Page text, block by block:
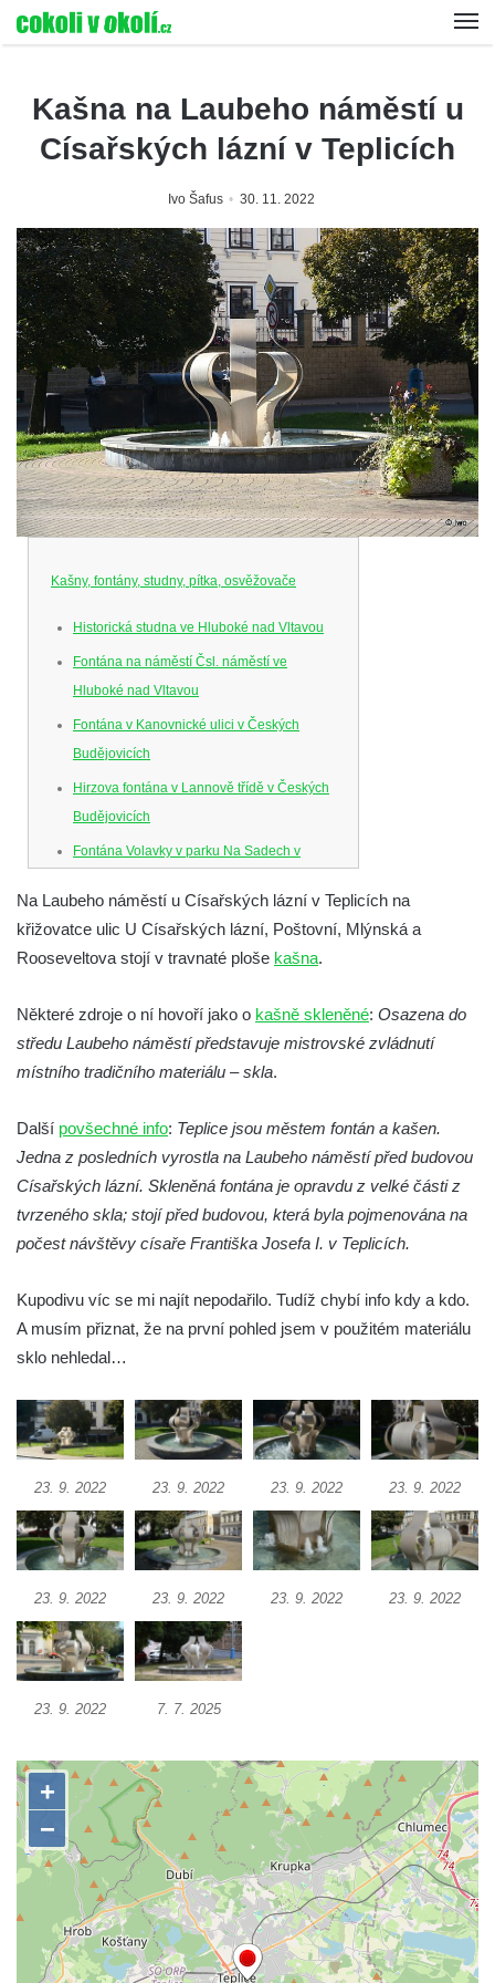
Kašna na Laubeho náměstí u
Císařských lázní v Teplicích
Ivo Šafus 30. 11. 2022
Kašny, fontány, studny, pítka, osvěžovače
Historická studna ve Hluboké nad Vltavou
Fontána na náměstí Čsl. náměstí ve
Hluboké nad Vltavou
Fontána v Kanovnické ulici v Českých
Budějovicích
Hirzova fontána v Lannově třídě v Českých
Budějovicích
Fontána Volavky v parku Na Sadech v
Schwarzova fontána (kašna se sochou
chlapce s žábou) v parku Na Sadech v
Českých Budějovicích
Kašna v parku Na Sadech u Pražské třídy v
Českých Budějovicích
Samsonova kašna na náměstí Přemysla
Kašna na náměstí J. V. Kamarýta ve
Velešíně
Kašna na nádvoří za vstupem v ZOO
Leipzig
Kašna se sousoším medvíďat v ZOO
Kamenná kašna na styku tří CHKO v České
Kamenici
Kašna na náměstí Míru v Bochově
Kašna na čestném dvoře zámku v
Duchcově
Kašna s reliéfem v Knížecí zahradě v
Duchcově
Frýdlantu
Kašna u sochy svatého Jakuba della Marca
u kláštera v Hejnicích
Kašna na Masarykově náměstí v Polici nad
Metují
Kašna v Sadech Československé armády v
Teplicích před budovou Kamenných lázní
Pamětní kašna přírodních léčivých zdrojů v
parku u Hadích lázní v Teplicích
Fontána u Městského úřadu v Tanvaldu
Na Laubeho náměstí u Císařských lázní v Teplicích na
křižovatce ulic U Císařských lázní, Poštovní, Mlýnská a
Rooseveltova stojí v travnaté ploše kašna.
Některé zdroje o ní hovoří jako o kašně skleněné: Osazena do
středu Laubeho náměstí představuje mistrovské zvládnutí
místního tradičního materiálu – skla.
Další povšechné info: Teplice jsou městem fontán a kašen.
Jedna z posledních vyrostla na Laubeho náměstí před budovou
Císařských lázní. Skleněná fontána je opravdu z velké části z
tvrzeného skla; stojí před budovou, která byla pojmenována na
počest návštěvy císaře Františka Josefa I. v Teplicích.
Kupodivu víc se mi najít nepodařilo. Tudíž chybí info kdy a kdo.
A musím přiznat, že na první pohled jsem v použitém materiálu
sklo nehledal…
23. 9. 2022 23. 9. 2022 23. 9. 2022 23. 9. 2022
23. 9. 2022 23. 9. 2022 23. 9. 2022 23. 9. 2022
23. 9. 2022 7. 7. 2025